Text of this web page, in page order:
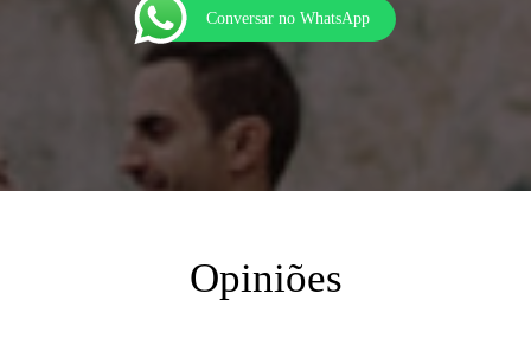
Conversar no WhatsApp
Opiniões